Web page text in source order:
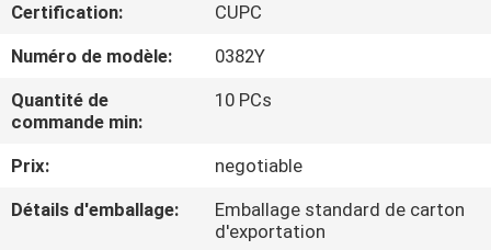
VISITE
D'USINE
CONTRÔLE
DE
QUALITÉ
Certification:
CUPC
Numéro de modèle:
0382Y
Quantité de
commande min:
10 PCs
Prix:
negotiable
Détails d'emballage:
Emballage standard de carton
d'exportation